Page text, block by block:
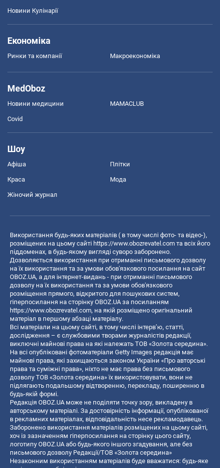
Новини Кулінарії
Економіка
Ринки та компанії Макроекономіка
MedOboz
Новини медицини MAMACLUB
Covid
Шоу
Афіша Плітки
Краса Мода
Жіночий журнал
Використання будь-яких матеріалів ( в тому числі фото- та відео-),
розміщених на цьому сайті https://www.obozrevatel.com та всіх його
піддоменах, в будь-якому вигляді суворо заборонено.
Дозволяється використання при отриманні письмового дозволу
на їх використання та за умови обов'язкового посилання на сайт
OBOZ.UA, а для інтернет-видань - при отриманні письмового
дозволу на їх використання та за умови обов'язкового
розміщення прямого, відкритого для пошукових систем,
гіперпосилання на сторінку OBOZ.UA за посиланням
https://www.obozrevatel.com, на якій розміщено оригінальний
матеріал в першому абзаці матеріалу.
Всі матеріали на цьому сайті, в тому числі інтерв’ю, статті,
дослідження – є службовими творами журналістів редакції,
виключні майнові права на які належать ТОВ «Золота середина».
На всі опубліковані фотоматеріали Getty Images редакція має
майнові права, які захищаються законом України «Про авторські
права та суміжні права», ніхто не має права без письмового
дозволу ТОВ «Золота середина» їх використовувати, вони не
підлягають подальшому відтворенню, перекладу, поширенню в
будь-якій формі.
Редакція OBOZ.UA може не поділяти точку зору, викладену в
авторському матеріалі. За достовірність інформації, опублікованої
в рекламних матеріалах, відповідальність несе рекламодавець.
Заборонено використання матеріалів розміщених на цьому сайті,
хоч із зазначенням гіперпосилання на сторінку цього сайту,
логотипу OBOZ.UA або будь-якого іншого згадування, але без
письмового дозволу Редакції/ТОВ «Золота середина»
Незаконним використанням матеріалів буде вважатися: будь-яке